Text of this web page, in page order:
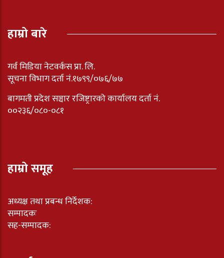
हाम्रो बारे
गर्व मिडिया नेटवर्कस प्रा. लि.
सूचना विभाग दर्ता नं.१७९९/०७६/७७
बागमती प्रदेश सञ्चार रजिष्ट्रारको कार्यालय दर्ता नंं.
००२३६/०८०-०८१
हाम्रो समूह
अध्यक्ष तथा प्रबन्ध निर्देशक:
सम्पादकः
सह-सम्पादक: